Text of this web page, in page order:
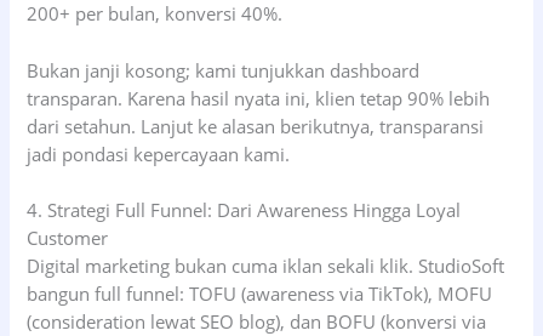
200+ per bulan, konversi 40%.
Bukan janji kosong; kami tunjukkan dashboard
transparan. Karena hasil nyata ini, klien tetap 90% lebih
dari setahun. Lanjut ke alasan berikutnya, transparansi
jadi pondasi kepercayaan kami.
4. Strategi Full Funnel: Dari Awareness Hingga Loyal
Customer
Digital marketing bukan cuma iklan sekali klik. StudioSoft
bangun full funnel: TOFU (awareness via TikTok), MOFU
(consideration lewat SEO blog), dan BOFU (konversi via